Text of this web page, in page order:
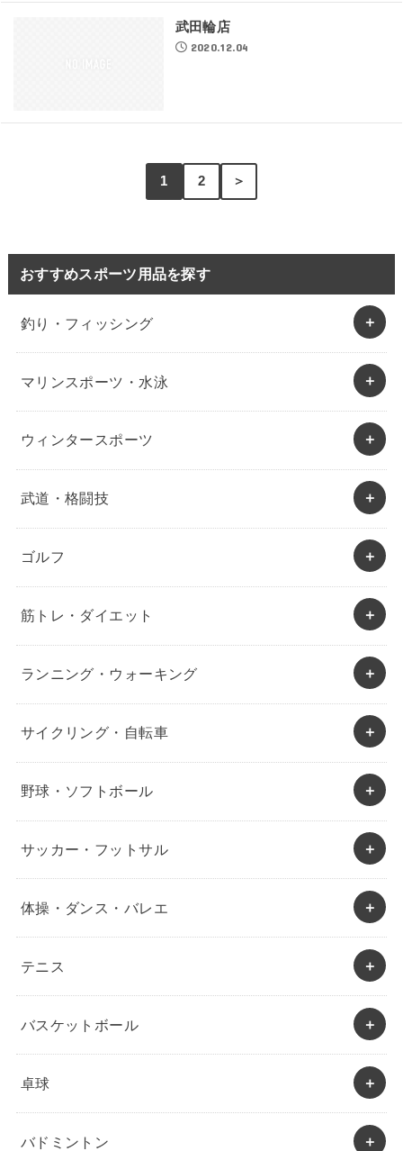
武田輪店
2020.12.04
1 2 ＞
おすすめスポーツ用品を探す
釣り・フィッシング
マリンスポーツ・水泳
ウィンタースポーツ
武道・格闘技
ゴルフ
筋トレ・ダイエット
ランニング・ウォーキング
サイクリング・自転車
野球・ソフトボール
サッカー・フットサル
体操・ダンス・バレエ
テニス
バスケットボール
卓球
バドミントン